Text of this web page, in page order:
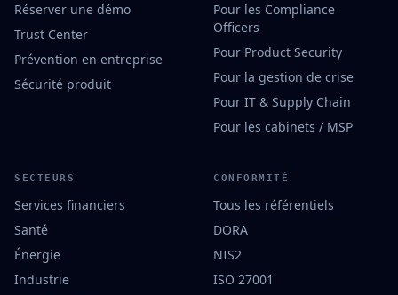
Réserver une démo
Trust Center
Prévention en entreprise
Sécurité produit
Pour les Compliance
Officers
Pour Product Security
Pour la gestion de crise
Pour IT & Supply Chain
Pour les cabinets / MSP
SECTEURS
Services financiers
Santé
Énergie
Industrie
CONFORMITÉ
Tous les référentiels
DORA
NIS2
ISO 27001